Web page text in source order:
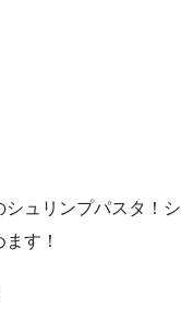
ュリンプパスタ！シ
す！